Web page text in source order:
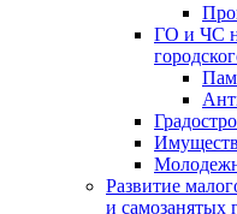
ГО и ЧС
Развитие
и самозанятых